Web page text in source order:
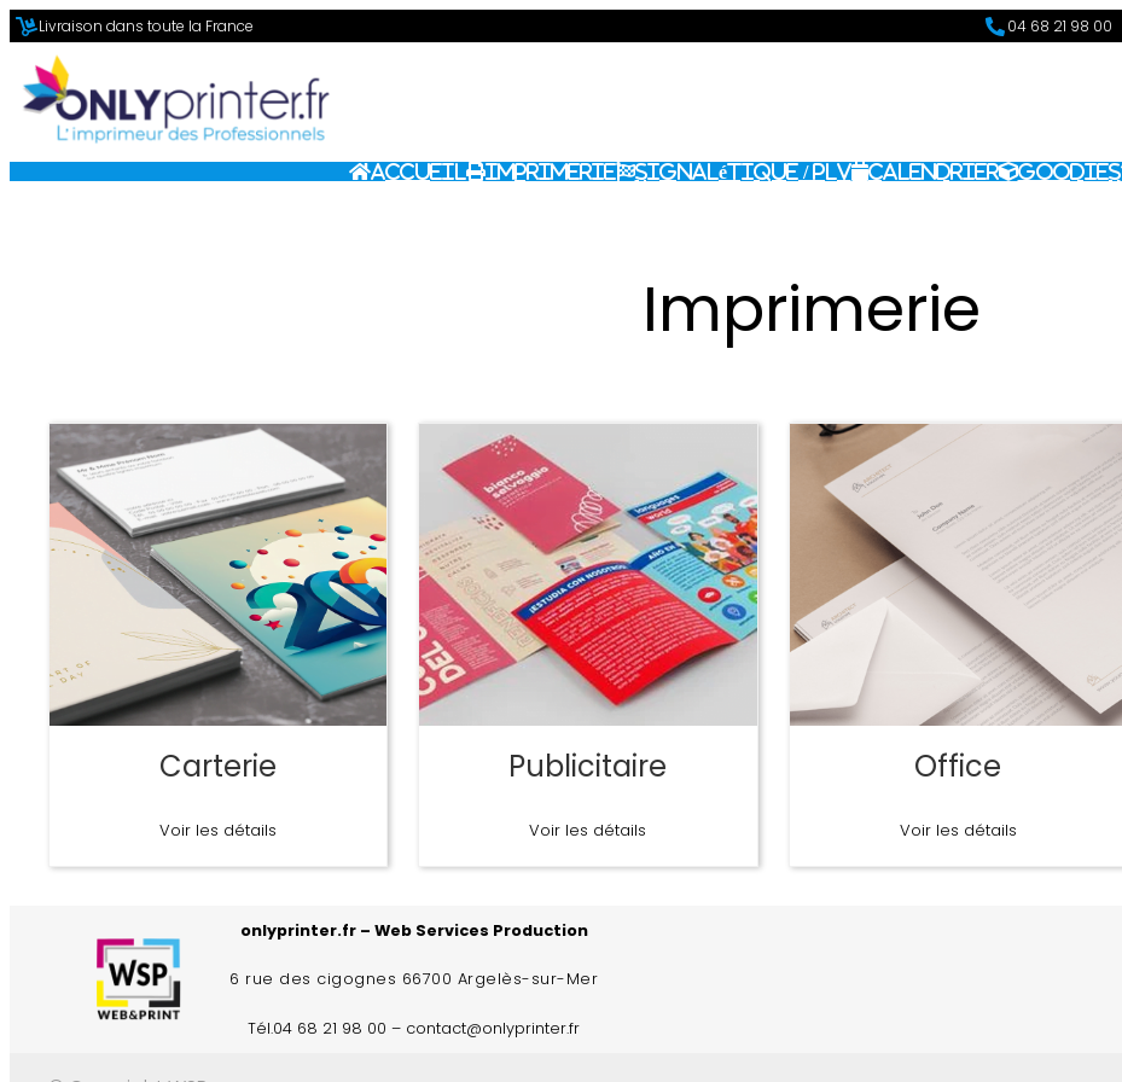
Aller
contenu
Livraison dans toute la France 04 68 21 98 00
Accueil Imprimerie Signalétique / PLV Calendrier Goodies
Imprimerie
Carterie
Voir les détails
Publicitaire
Voir les détails
Office
Voir les détails
onlyprinter.fr – Web Services Production
6 rue des cigognes 66700 Argelès-sur-Mer
Tél.04 68 21 98 00 – contact@onlyprinter.fr